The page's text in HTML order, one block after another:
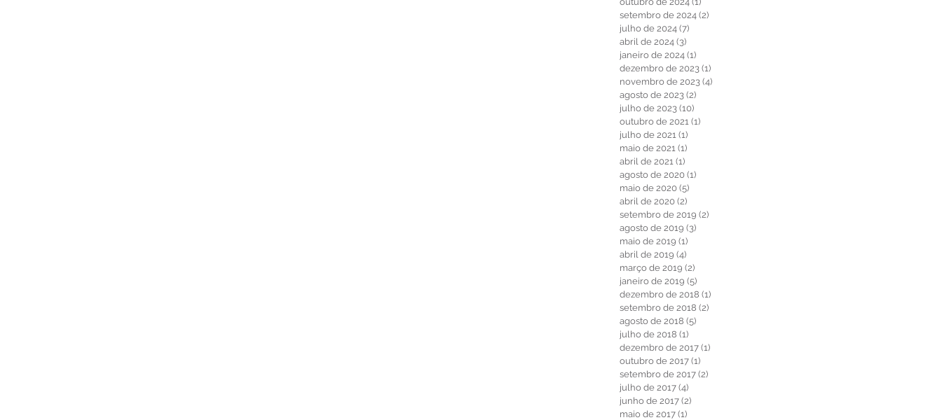
setembro de 2024 (2)
julho de 2024 (7)
abril de 2024 (3)
janeiro de 2024 (1)
dezembro de 2023 (1)
novembro de 2023 (4)
agosto de 2023 (2)
julho de 2023 (10)
outubro de 2021 (1)
julho de 2021 (1)
maio de 2021 (1)
abril de 2021 (1)
agosto de 2020 (1)
maio de 2020 (5)
abril de 2020 (2)
setembro de 2019 (2)
agosto de 2019 (3)
maio de 2019 (1)
abril de 2019 (4)
março de 2019 (2)
janeiro de 2019 (5)
dezembro de 2018 (1)
setembro de 2018 (2)
agosto de 2018 (5)
julho de 2018 (1)
dezembro de 2017 (1)
outubro de 2017 (1)
setembro de 2017 (2)
julho de 2017 (4)
junho de 2017 (2)
maio de 2017 (1)